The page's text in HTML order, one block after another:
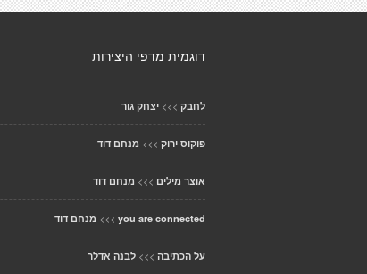
דוגמית מדפי היצירות
לחבק >>> יצחק גור
פוקוס ירוק >>> מנחם דוד
אוצר מילים >>> מנחם דוד
you are connected
>>> מנחם דוד
על הכתיבה >>> לבנה אדלר